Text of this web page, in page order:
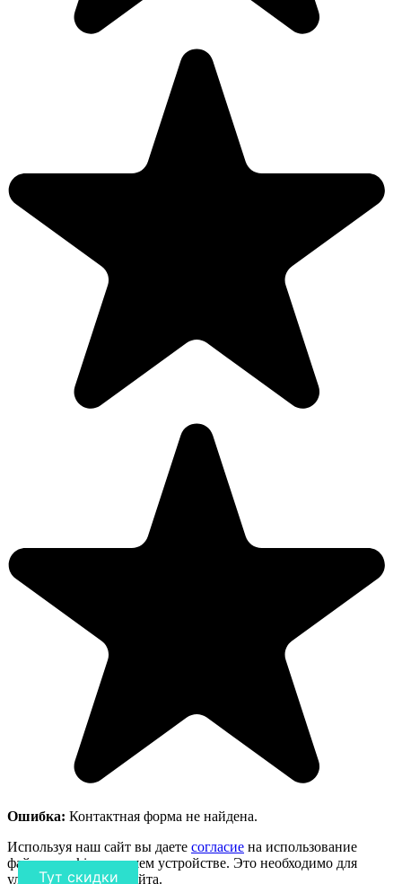
Тут скидки
Ошибка: Контактная форма не найдена.
Используя наш сайт вы даете согласие на использование
файлов cookie на вашем устройстве. Это необходимо для
улучшения работы сайта.